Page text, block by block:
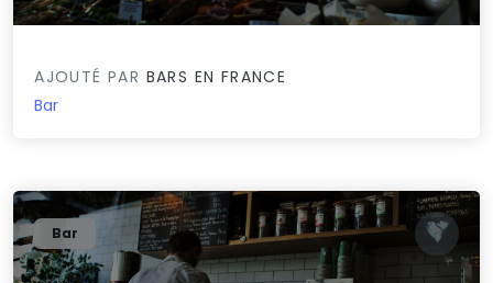
AJOUTÉ PAR BARS EN FRANCE
Bar
Bar